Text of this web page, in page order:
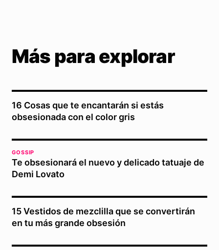
Más para explorar
16 Cosas que te encantarán si estás
obsesionada con el color gris
GOSSIP
Te obsesionará el nuevo y delicado tatuaje de
Demi Lovato
15 Vestidos de mezclilla que se convertirán
en tu más grande obsesión